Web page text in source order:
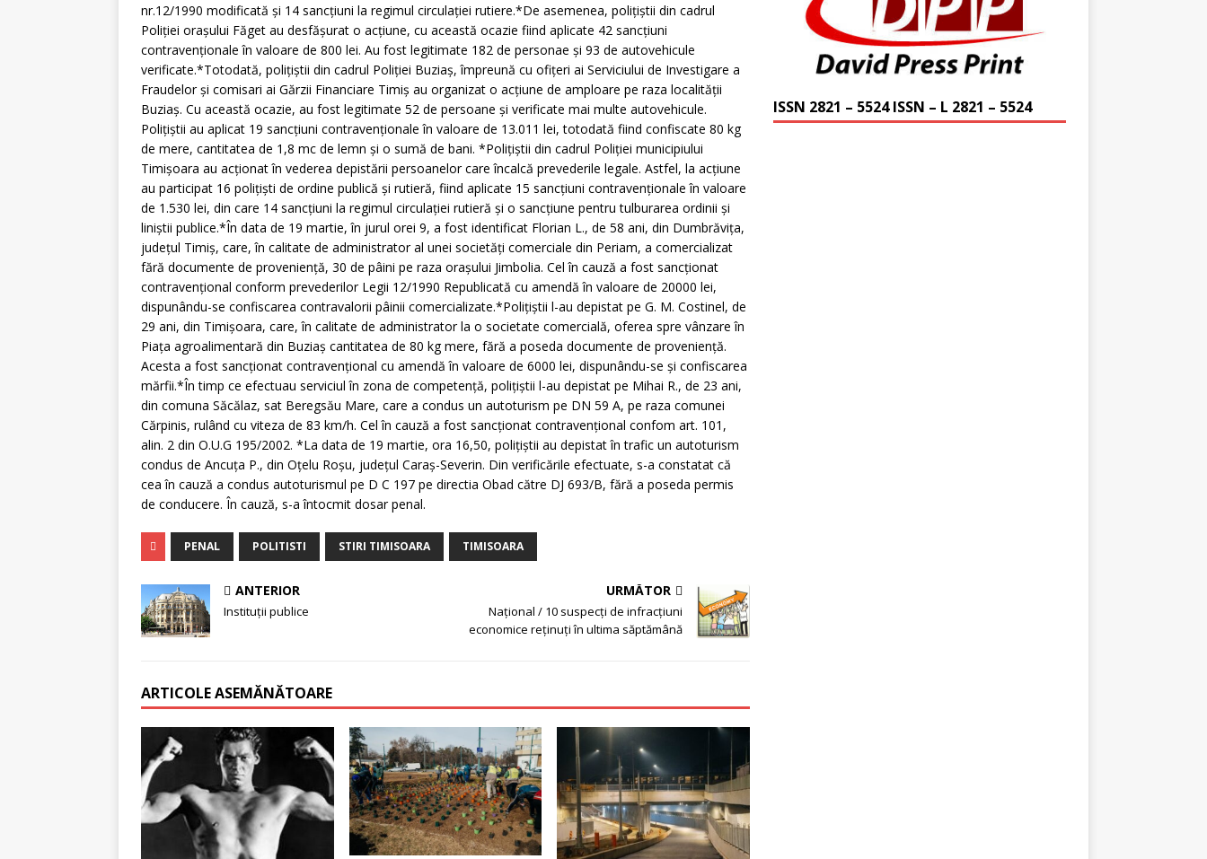
nr.12/1990 modificată şi 14 sancţiuni la regimul circulaţiei rutiere.*De asemenea, poliţiştii din cadrul
Poliţiei oraşului Făget au desfăşurat o acţiune, cu această ocazie fiind aplicate 42 sancţiuni
contravenţionale în valoare de 800 lei. Au fost legitimate 182 de personae şi 93 de autovehicule
verificate.*Totodată, poliţiştii din cadrul Poliţiei Buziaş, împreună cu ofiţeri ai Serviciului de Investigare a
Fraudelor şi comisari ai Gărzii Financiare Timiş au organizat o acţiune de amploare pe raza localităţii
Buziaş. Cu această ocazie, au fost legitimate 52 de persoane şi verificate mai multe autovehicule.
Poliţiştii au aplicat 19 sancţiuni contravenţionale în valoare de 13.011 lei, totodată fiind confiscate 80 kg
de mere, cantitatea de 1,8 mc de lemn şi o sumă de bani. *Poliţiştii din cadrul Poliţiei municipiului
Timişoara au acţionat în vederea depistării persoanelor care încalcă prevederile legale. Astfel, la acţiune
au participat 16 poliţişti de ordine publică şi rutieră, fiind aplicate 15 sancţiuni contravenţionale în valoare
de 1.530 lei, din care 14 sancţiuni la regimul circulaţiei rutieră şi o sancţiune pentru tulburarea ordinii şi
liniştii publice.*În data de 19 martie, în jurul orei 9, a fost identificat Florian L., de 58 ani, din Dumbrăviţa,
judeţul Timiş, care, în calitate de administrator al unei societăţi comerciale din Periam, a comercializat
fără documente de provenienţă, 30 de pâini pe raza oraşului Jimbolia. Cel în cauză a fost sancţionat
contravenţional conform prevederilor Legii 12/1990 Republicată cu amendă în valoare de 20000 lei,
dispunându-se confiscarea contravalorii pâinii comercializate.*Poliţiştii l-au depistat pe G. M. Costinel, de
29 ani, din Timişoara, care, în calitate de administrator la o societate comercială, oferea spre vânzare în
Piaţa agroalimentară din Buziaş cantitatea de 80 kg mere, fără a poseda documente de provenienţă.
Acesta a fost sancţionat contravenţional cu amendă în valoare de 6000 lei, dispunându-se şi confiscarea
mărfii.*În timp ce efectuau serviciul în zona de competenţă, poliţiştii l-au depistat pe Mihai R., de 23 ani,
din comuna Săcălaz, sat Beregsău Mare, care a condus un autoturism pe DN 59 A, pe raza comunei
Cărpinis, rulând cu viteza de 83 km/h. Cel în cauză a fost sancţionat contravenţional confom art. 101,
alin. 2 din O.U.G 195/2002. *La data de 19 martie, ora 16,50, poliţiştii au depistat în trafic un autoturism
condus de Ancuţa P., din Oţelu Roşu, judeţul Caraş-Severin. Din verificările efectuate, s-a constatat că
cea în cauză a condus autoturismul pe D C 197 pe directia Obad către DJ 693/B, fără a poseda permis
de conducere. În cauză, s-a întocmit dosar penal.
PENAL POLITISTI STIRI TIMISOARA TIMISOARA
ANTERIOR
Instituţii publice
URMĂTOR
Naţional / 10 suspecţi de infracţiuni
economice reţinuţi în ultima săptămână
ARTICOLE ASEMĂNĂTOARE
ISSN 2821 – 5524 ISSN – L 2821 – 5524